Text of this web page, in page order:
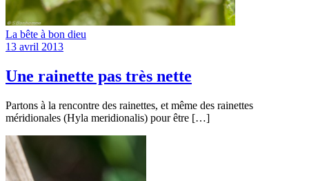
La bête à bon dieu
13 avril 2013
Une rainette pas très nette
Partons à la rencontre des rainettes, et même des rainettes
méridionales (Hyla meridionalis) pour être […]